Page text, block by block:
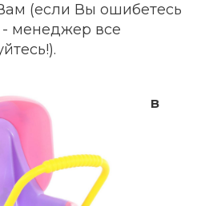
(если Вы ошибетесь
- менеджер все
В